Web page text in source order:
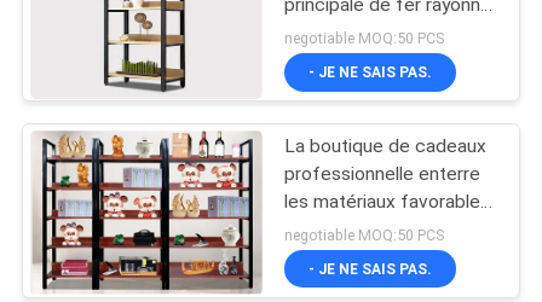
D'USINE
CONTRÔLE
QUALITÉ
supermarché
Étagères de
stockage d'entrepôt
32
principale de fer rayonne
le support d'affichage à
la maison saupoudrent la
surface de revêtement
negotiable MOQ:50 PCS
- JE NE SAIS PAS.
La boutique de cadeaux
professionnelle enterre
les matériaux favorables
à l'environnement à la
maison de support
d'affichage
negotiable MOQ:50 PCS
- JE NE SAIS PAS.